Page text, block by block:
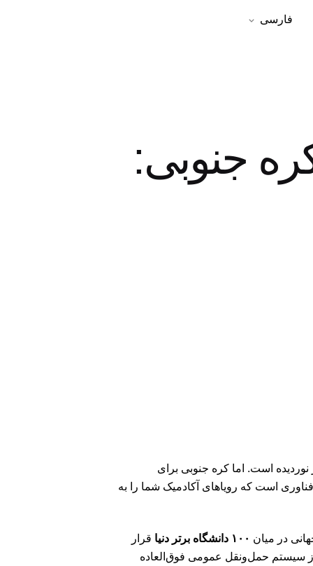
فارسی
جنوبی:
نوردیده است. اما کره جنوبی برای
است که رویاهای آکادمیک شما را به
۱۰۰ دانشگاه برتر دنیا
قرار
سیستم حمل‌ونقل عمومی فوق‌العاده